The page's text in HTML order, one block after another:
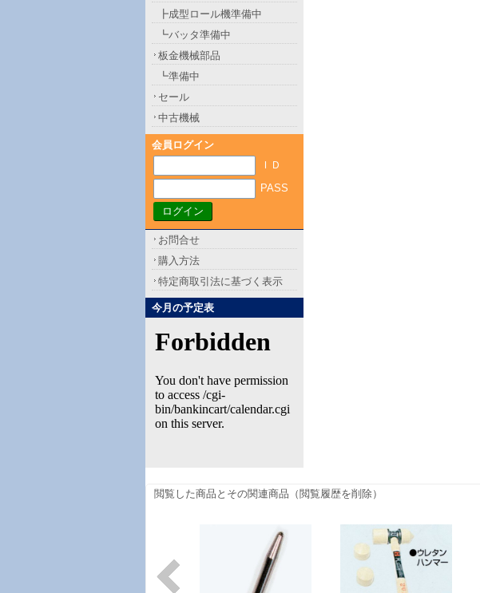
┣成型ロール機準備中
┗バッタ準備中
板金機械部品
┗準備中
セール
中古機械
会員ログイン
ＩＤ
PASS
お問合せ
購入方法
特定商取引法に基づく表示
今月の予定表